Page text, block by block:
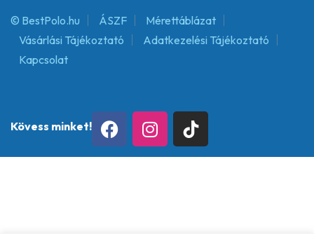
© BestPolo.hu ÁSZF
Mérettáblázat
Vásárlási Tájékoztató
Adatkezelési Tájékoztató
Kapcsolat
Kövess minket!